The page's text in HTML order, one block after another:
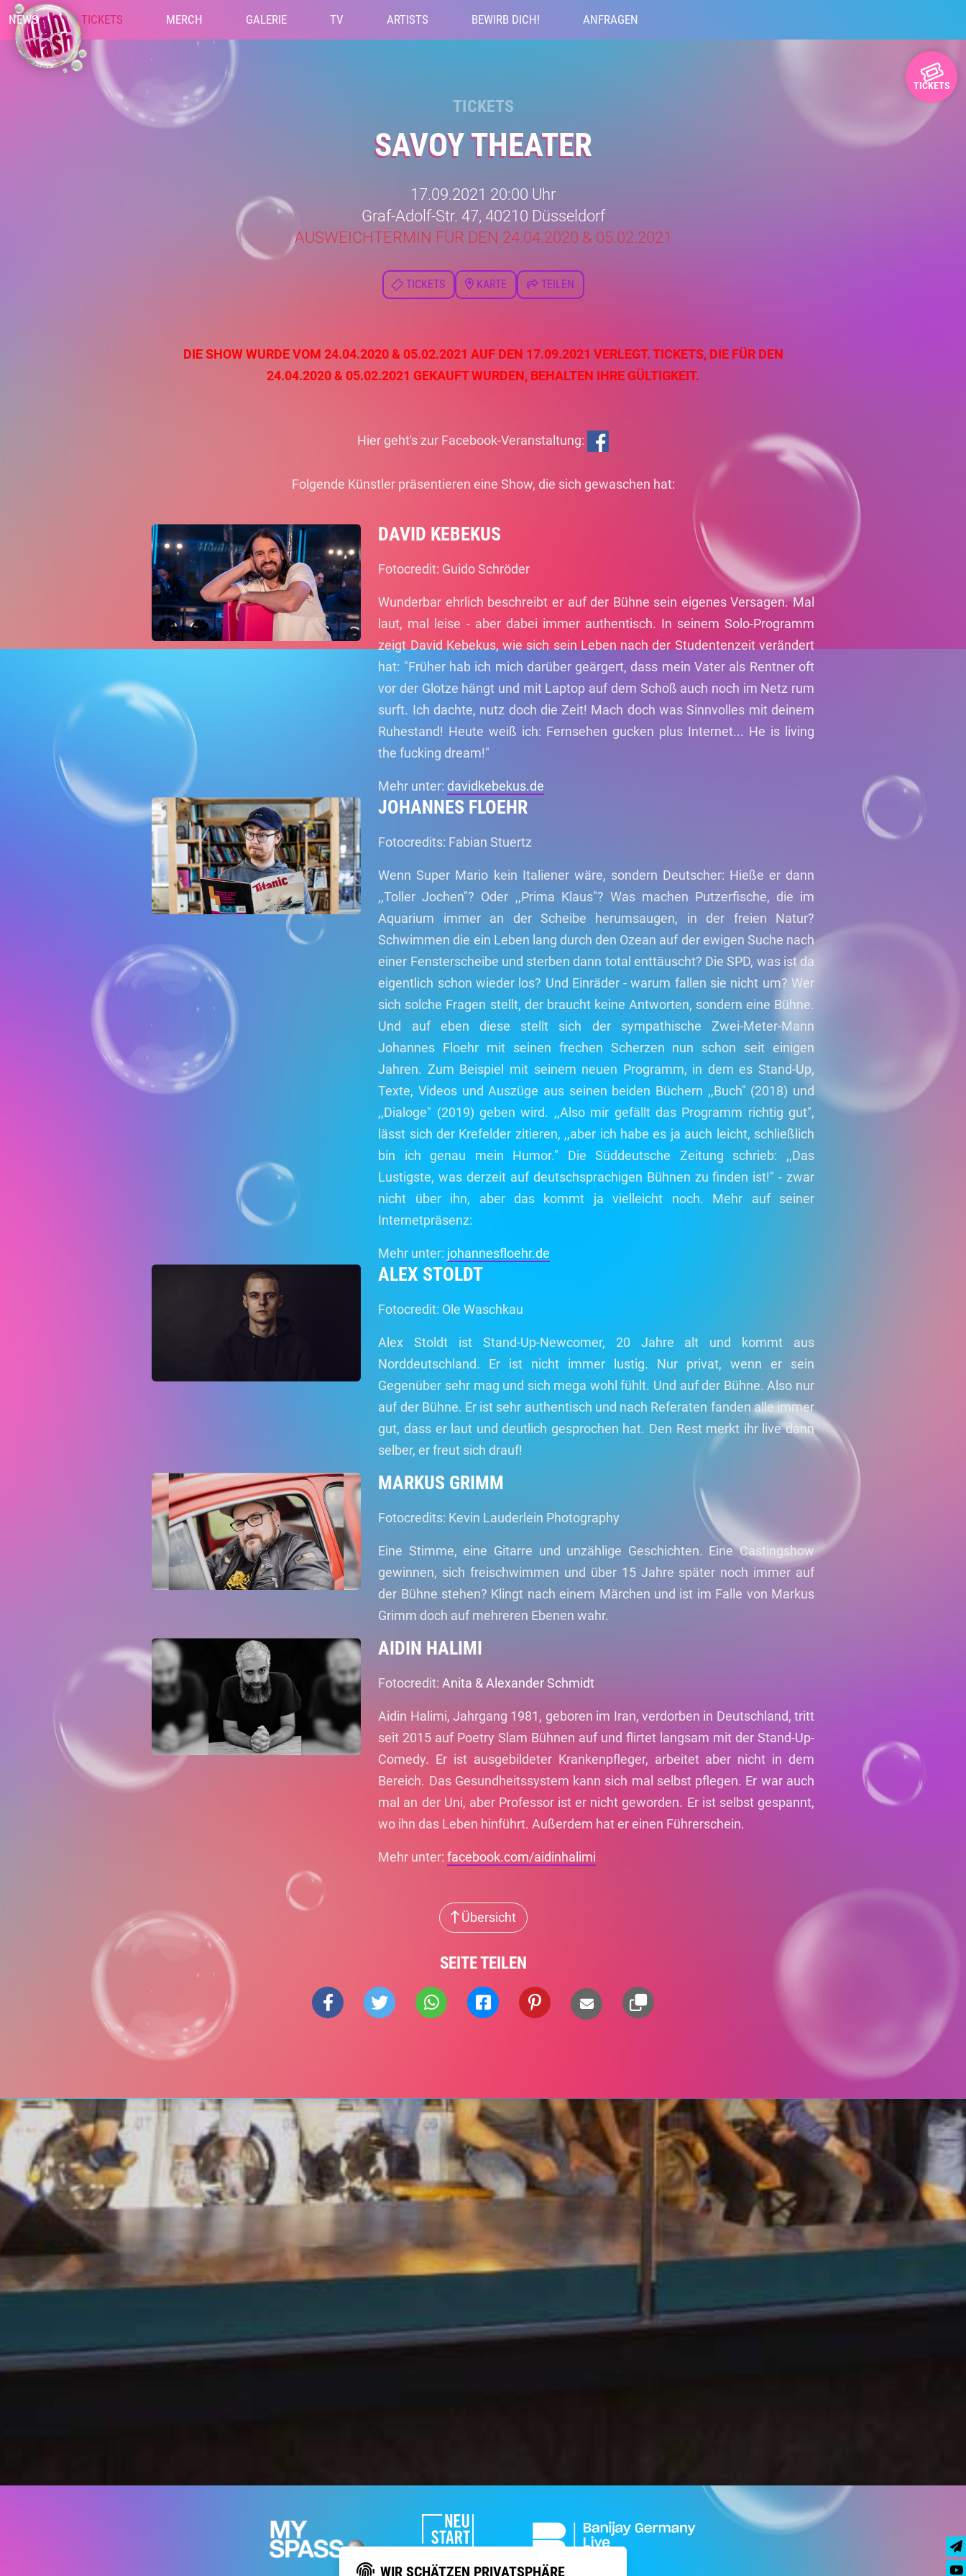
NEWS TICKETS MERCH GALERIE TV ARTISTS BEWIRB DICH! ANFRAGEN
TICKETS
TICKETS
SAVOY THEATER
17.09.2021 20:00 Uhr
Graf-Adolf-Str. 47, 40210 Düsseldorf
AUSWEICHTERMIN FÜR DEN 24.04.2020 & 05.02.2021
TICKETS KARTE TEILEN
DIE SHOW WURDE VOM 24.04.2020 & 05.02.2021 AUF DEN 17.09.2021 VERLEGT. TICKETS, DIE FÜR DEN
24.04.2020 & 05.02.2021 GEKAUFT WURDEN, BEHALTEN IHRE GÜLTIGKEIT.
Hier geht's zur Facebook-Veranstaltung:
Folgende Künstler präsentieren eine Show, die sich gewaschen hat:
DAVID KEBEKUS
Fotocredit: Guido Schröder
Wunderbar ehrlich beschreibt er auf der Bühne sein eigenes Versagen. Mal
laut, mal leise - aber dabei immer authentisch. In seinem Solo-Programm
zeigt David Kebekus, wie sich sein Leben nach der Studentenzeit verändert
hat: "Früher hab ich mich darüber geärgert, dass mein Vater als Rentner oft
vor der Glotze hängt und mit Laptop auf dem Schoß auch noch im Netz rum
surft. Ich dachte, nutz doch die Zeit! Mach doch was Sinnvolles mit deinem
Ruhestand! Heute weiß ich: Fernsehen gucken plus Internet... He is living
the fucking dream!"
Mehr unter: davidkebekus.de
JOHANNES FLOEHR
Fotocredits: Fabian Stuertz
Wenn Super Mario kein Italiener wäre, sondern Deutscher: Hieße er dann
,,Toller Jochen"? Oder ,,Prima Klaus"? Was machen Putzerfische, die im
Aquarium immer an der Scheibe herumsaugen, in der freien Natur?
Schwimmen die ein Leben lang durch den Ozean auf der ewigen Suche nach
einer Fensterscheibe und sterben dann total enttäuscht? Die SPD, was ist da
eigentlich schon wieder los? Und Einräder - warum fallen sie nicht um? Wer
sich solche Fragen stellt, der braucht keine Antworten, sondern eine Bühne.
Und auf eben diese stellt sich der sympathische Zwei-Meter-Mann
Johannes Floehr mit seinen frechen Scherzen nun schon seit einigen
Jahren. Zum Beispiel mit seinem neuen Programm, in dem es Stand-Up,
Texte, Videos und Auszüge aus seinen beiden Büchern ,,Buch" (2018) und
,,Dialoge" (2019) geben wird. ,,Also mir gefällt das Programm richtig gut",
lässt sich der Krefelder zitieren, ,,aber ich habe es ja auch leicht, schließlich
bin ich genau mein Humor." Die Süddeutsche Zeitung schrieb: ,,Das
Lustigste, was derzeit auf deutschsprachigen Bühnen zu finden ist!" - zwar
nicht über ihn, aber das kommt ja vielleicht noch. Mehr auf seiner
Internetpräsenz:
Mehr unter: johannesfloehr.de
ALEX STOLDT
Fotocredit: Ole Waschkau
Alex Stoldt ist Stand-Up-Newcomer, 20 Jahre alt und kommt aus
Norddeutschland. Er ist nicht immer lustig. Nur privat, wenn er sein
Gegenüber sehr mag und sich mega wohl fühlt. Und auf der Bühne. Also nur
auf der Bühne. Er ist sehr authentisch und nach Referaten fanden alle immer
gut, dass er laut und deutlich gesprochen hat. Den Rest merkt ihr live dann
selber, er freut sich drauf!
MARKUS GRIMM
Fotocredits: Kevin Lauderlein Photography
Eine Stimme, eine Gitarre und unzählige Geschichten. Eine Castingshow
gewinnen, sich freischwimmen und über 15 Jahre später noch immer auf
der Bühne stehen? Klingt nach einem Märchen und ist im Falle von Markus
Grimm doch auf mehreren Ebenen wahr.
AIDIN HALIMI
Fotocredit:Anita & Alexander Schmidt
Aidin Halimi, Jahrgang 1981, geboren im Iran, verdorben in Deutschland, tritt
seit 2015 auf Poetry Slam Bühnen auf und flirtet langsam mit der Stand-Up-
Comedy. Er ist ausgebildeter Krankenpfleger, arbeitet aber nicht in dem
Bereich. Das Gesundheitssystem kann sich mal selbst pflegen. Er war auch
mal an der Uni, aber Professor ist er nicht geworden. Er ist selbst gespannt,
wo ihn das Leben hinführt. Außerdem hat er einen Führerschein.
Mehr unter:facebook.com/aidinhalimi
Übersicht
SEITE TEILEN
WIR SCHÄTZEN PRIVATSPHÄRE